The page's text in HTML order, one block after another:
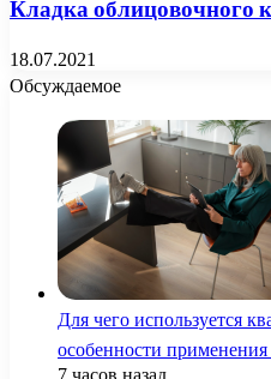
Кладка облицовочного
18.07.2021
Обсуждаемое
Для чего используется
особенности
7 часов назад